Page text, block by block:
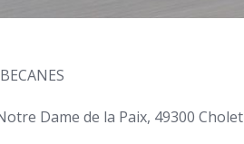
Dame de la Paix, 49300 Cholet